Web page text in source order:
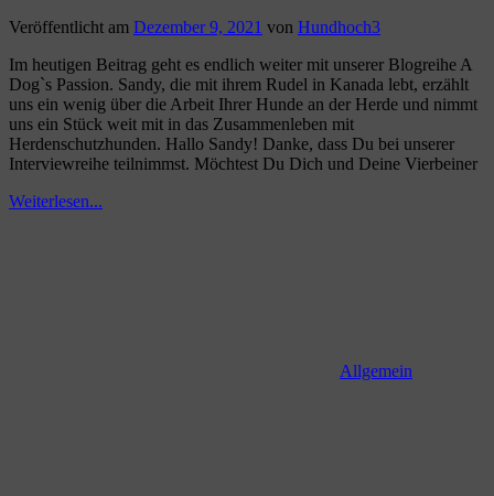
Veröffentlicht am Dezember 9, 2021 von Hundhoch3
Im heutigen Beitrag geht es endlich weiter mit unserer Blogreihe A
Dog`s Passion. Sandy, die mit ihrem Rudel in Kanada lebt, erzählt
uns ein wenig über die Arbeit Ihrer Hunde an der Herde und nimmt
uns ein Stück weit mit in das Zusammenleben mit
Herdenschutzhunden. Hallo Sandy! Danke, dass Du bei unserer
Interviewreihe teilnimmst. Möchtest Du Dich und Deine Vierbeiner
Weiterlesen...
Allgemein